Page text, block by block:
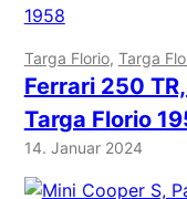
Targa Florio, Targa
Ferrari 250
Targa Florio
14. Januar 2024